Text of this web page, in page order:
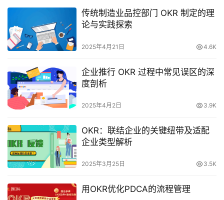
传统制造业品控部门 OKR 制定的理
论与实践探索
2025年4月21日 4.6K
企业推行 OKR 过程中常见误区的深
度剖析
2025年4月2日 3.9K
OKR：联结企业的关键纽带及适配
企业类型解析
2025年3月25日 3.5K
用OKR优化PDCA的流程管理